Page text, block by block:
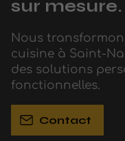
sur mesure.
Nous
cuisine à Saint-
des solutions
fonctionnelles.
Contact